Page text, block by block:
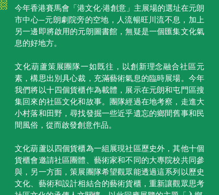
今年香港賽馬會「港文化‧港創意」主展場的選址在元朗
市中心—元朗劇院旁的空地，人流暢旺川流不息，加上
另一邊即將啟用的元朗圖書館，無疑是一個匯集文化氣
息的好地方。
文化葫蘆策展團隊一如既往，以創新理念融合社區元
素，構思出別具心裁，充滿藝術氣息的臨時展場。今年
我們將以十四個貨櫃作為載體，展示在元朗和屯門區搜
集回來的社區文化和故事。團隊經過在地考察，走進大
小村落和田野，尋找發掘一些近乎遺忘的鄉間舊事和民
間風俗，從而啟發創意作品。
文化葫蘆以四個貨櫃為一組展現社區歷史外，其他十個
貨櫃會邀請社區團體、藝術家和不同的大專院校共同參
與，另一方面，策展團隊希望觀眾能透過這系列以歷史
文化、藝術和設計相結合的藝術貨櫃，重新讓觀眾思考